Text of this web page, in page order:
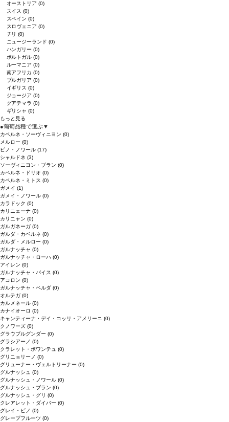
オーストリア(0)
スイス(0)
スペイン(0)
スロヴェニア(0)
チリ(0)
ニュージーランド(0)
ハンガリー(0)
ポルトガル(0)
ルーマニア(0)
南アフリカ(0)
ブルガリア(0)
イギリス(0)
ジョージア(0)
グアテマラ(0)
ギリシャ(0)
もっと見る
●葡萄品種で選ぶ▼
カベルネ・ソーヴィニヨン (0)
メルロー (0)
ピノ・ノワール (17)
シャルドネ (3)
ソーヴィニヨン・ブラン (0)
カベルネ・ドリオ (0)
カベルネ・ミトス (0)
ガメイ (1)
ガメイ・ノワール (0)
カラドック (0)
カリニェーナ (0)
カリニャン (0)
ガルガネーガ (0)
ガルダ・カベルネ (0)
ガルダ・メルロー (0)
ガルナッチャ (0)
ガルナッチャ・ローハ (0)
アイレン (0)
ガルナッチャ・パイス (0)
アコロン (0)
ガルナッチャ・ペルダ (0)
オルテガ (0)
カルメネール (0)
カナイオーロ (0)
キャンティーナ・デイ・コッリ・アメリーニ (0)
クノワーズ (0)
グラウブルグンダー (0)
グラシアーノ (0)
クラレット・ボワンテュ (0)
グリニョリーノ (0)
グリューナー・ヴェルトリーナー (0)
グルナッシュ (0)
グルナッシュ・ノワール (0)
グルナッシュ・ブラン (0)
グルナッシュ・グリ (0)
クレアレット・ダイバー (0)
グレイ・ピノ (0)
グレープフルーツ (0)